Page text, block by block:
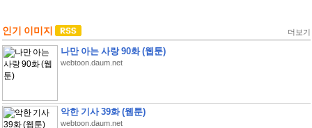
인기 이미지 더보기
나만 아는 사랑 90화 (웹툰)
webtoon.daum.net
악한 기사 39화 (웹툰)
webtoon.daum.net